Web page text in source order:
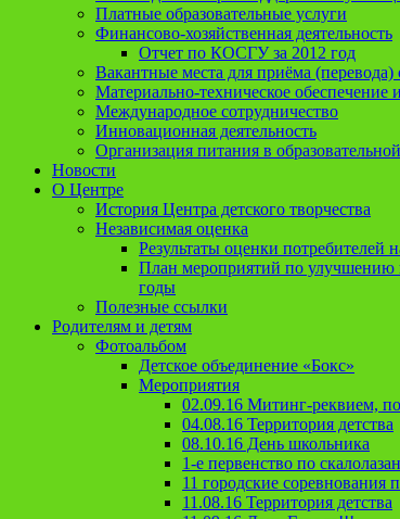
Платные образовательные услуги
Финансово-хозяйственная деятельность
Отчет по КОСГУ за 2012 год
Вакантные места для приёма
Материально-техническое обеспечение
Международное сотрудничество
Инновационная деятельность
Организация питания в
Новости
О Центре
История Центра детского творчества
Независимая оценка
Результаты оценки потребителей
План мероприятий по улучшению
годы
Полезные ссылки
Родителям и детям
Фотоальбом
Детское объединение «Бокс»
Мероприятия
02.09.16 Митинг-реквием,
04.08.16 Территория детства
08.10.16 День школьника
1-е первенство по
11 городские соревнования
11.08.16 Территория детства